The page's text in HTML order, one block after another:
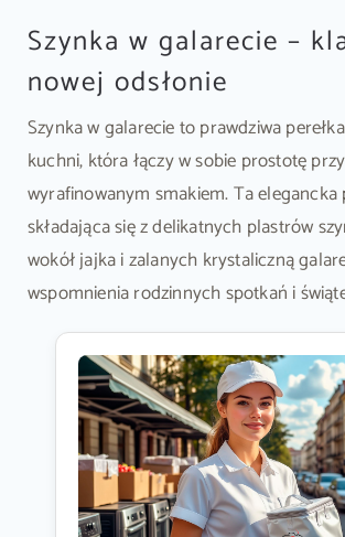
Szynka w galarecie –
nowej odsłonie
Szynka w galarecie to prawdziwa
kuchni, która łączy w sobie prostotę
wyrafinowanym smakiem. Ta elegancka
składająca się z delikatnych plastrów
wokół jajka i zalanych krystaliczną
wspomnienia rodzinnych spotkań i